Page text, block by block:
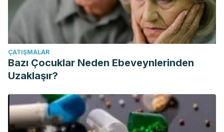
ÇATIŞMALAR
Bazı Çocuklar Neden Ebeveynlerinden
Uzaklaşır?